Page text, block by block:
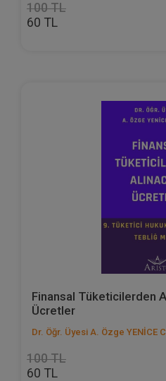
100 TL
60 TL
Finansal Tüketicilerden
Ücretler
Dr. Öğr. Üyesi A. Özge YENİCE
100 TL
60 TL